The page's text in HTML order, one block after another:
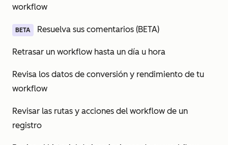
workflow
BETA Resuelva sus comentarios (BETA)
Retrasar un workflow hasta un día u hora
Revisa los datos de conversión y rendimiento de tu
workflow
Revisar las rutas y acciones del workflow de un
registro